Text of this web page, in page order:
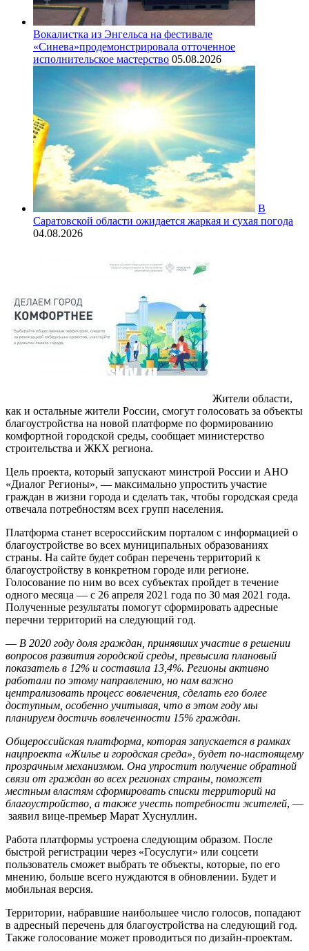
Вокалистка из Энгельса на фестивале
«Синева»продемонстрировала отточенное
исполнительское мастерство 05.08.2026
В
Саратовской области ожидается жаркая и сухая погода
04.08.2026
Жители области,
как и остальные жители России, смогут голосовать за объекты
благоустройства на новой платформе по формированию
комфортной городской среды, сообщает министерство
строительства и ЖКХ региона.
Цель проекта, который запускают минстрой России и АНО
«Диалог Регионы», — максимально упростить участие
граждан в жизни города и сделать так, чтобы городская среда
отвечала потребностям всех групп населения.
Платформа станет всероссийским порталом с информацией о
благоустройстве во всех муниципальных образованиях
страны. На сайте будет собран перечень территорий к
благоустройству в конкретном городе или регионе.
Голосование по ним во всех субъектах пройдет в течение
одного месяца — с 26 апреля 2021 года по 30 мая 2021 года.
Полученные результаты помогут сформировать адресные
перечни территорий на следующий год.
— В 2020 году доля граждан, принявших участие в решении
вопросов развития городской среды, превысила плановый
показатель в 12% и составила 13,4%. Регионы активно
работали по этому направлению, но нам важно
централизовать процесс вовлечения, сделать его более
доступным, особенно учитывая, что в этом году мы
планируем достичь вовлеченности 15% граждан.
Общероссийская платформа, которая запускается в рамках
нацпроекта «Жилье и городская среда», будет по-настоящему
прозрачным механизмом. Она упростит получение обратной
связи от граждан во всех регионах страны, поможет
местным властям сформировать списки территорий на
благоустройство, а также учесть потребности жителей, —
заявил вице-премьер Марат Хуснуллин.
Работа платформы устроена следующим образом. После
быстрой регистрации через «Госуслуги» или соцсети
пользователь сможет выбрать те объекты, которые, по его
мнению, больше всего нуждаются в обновлении. Будет и
мобильная версия.
Территории, набравшие наибольшее число голосов, попадают
в адресный перечень для благоустройства на следующий год.
Также голосование может проводиться по дизайн-проектам.